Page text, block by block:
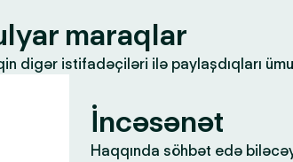
maraqlar
digər istifadəçiləri ilə paylaşdıqları
İncəsənət
Haqqında söhbət edə